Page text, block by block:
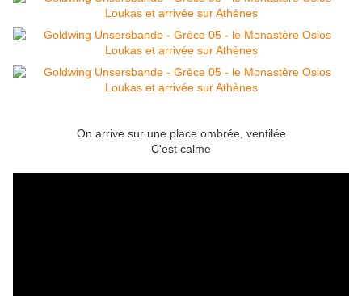
On arrive sur une place ombrée, ventilée
C'est calme